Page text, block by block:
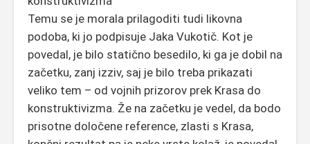
Temu se je morala prilagoditi tudi likovna
podoba, ki jo podpisuje Jaka Vukotič. Kot je
povedal, je bilo statično besedilo, ki ga je dobil na
začetku, zanj izziv, saj je bilo treba prikazati
veliko tem – od vojnih prizorov prek Krasa do
konstruktivizma. Že na začetku je vedel, da bodo
prisotne določene reference, zlasti s Krasa,